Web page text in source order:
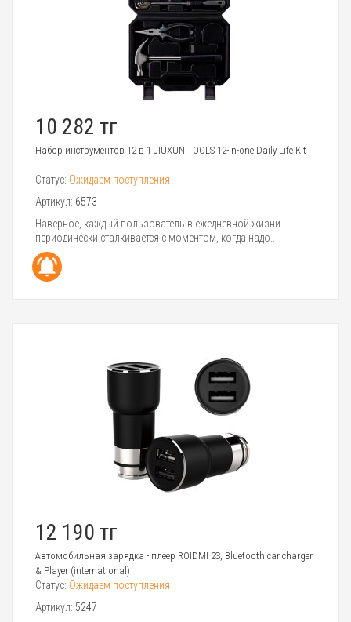
10 282 тг
Набор инструментов 12 в 1 JIUXUN TOOLS 12-in-one Daily Life Kit
Статус: Ожидаем поступления
Артикул: 6573
Наверное, каждый пользователь в ежедневной жизни
периодически сталкивается с моментом, когда надо..
12 190 тг
Автомобильная зарядка - плеер ROIDMI 2S, Bluetooth car charger
& Player (international)
Статус: Ожидаем поступления
Артикул: 5247